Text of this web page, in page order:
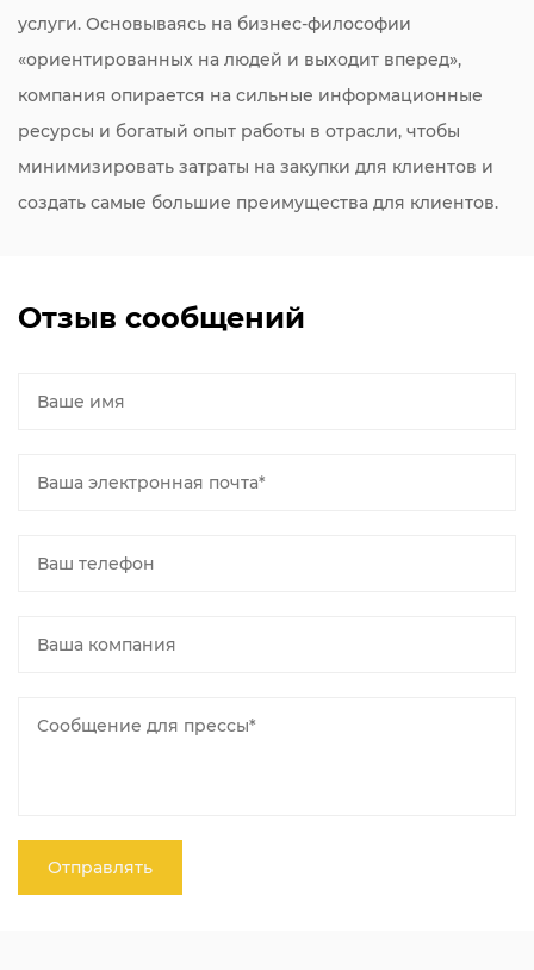
услуги. Основываясь на бизнес-философии
«ориентированных на людей и выходит вперед»,
компания опирается на сильные информационные
ресурсы и богатый опыт работы в отрасли, чтобы
минимизировать затраты на закупки для клиентов и
создать самые большие преимущества для клиентов.
Отзыв сообщений